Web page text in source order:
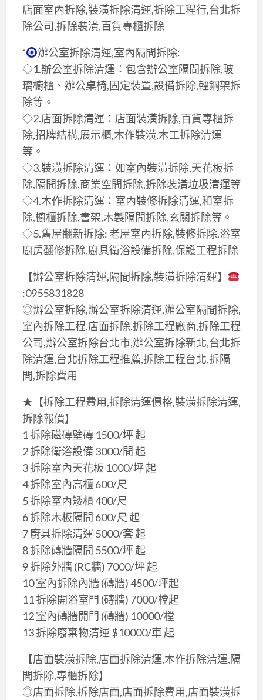
店面室內拆除,裝潢拆除清運,拆除工程行,台北拆
除公司,拆除裝潢,百貨專櫃拆除
˚
辦公室拆除清運,室內隔間拆除:
◇1.辦公室拆除清運：包含辦公室隔間拆除,玻
璃櫥櫃、辦公桌椅,固定裝置,設備拆除,輕鋼架拆
除等。
◇2.店面拆除清運：店面裝潢拆除,百貨專櫃拆
除,招牌結構,展示櫃,木作裝潢,木工拆除清運
等。
◇3.裝潢拆除清運：如室內裝潢拆除,天花板拆
除,隔間拆除,商業空間拆除,拆除裝潢垃圾清運等
◇4.木作拆除清運：室內裝修拆除清運,和室拆
除,櫥櫃拆除,書架,木製隔間拆除,玄關拆除等。
◇5.舊屋翻新拆除: 老屋室內拆除,裝修拆除,浴室
廚房翻修拆除,廚具衛浴設備拆除,保護工程拆除
【辦公室拆除清運,隔間拆除,裝潢拆除清運】
:0955831828
◎辦公室拆除,辦公室拆除清運,辦公室隔間拆除,
室內拆除工程,店面拆除,拆除工程廠商,拆除工程
公司,辦公室拆除台北市,辦公室拆除新北,台北拆
除清運,台北拆除工程推薦,拆除工程台北,拆隔
間,拆除費用
★【拆除工程費用,拆除清運價格,裝潢拆除清運,
拆除報價】
1 拆除磁磚壁磚 1500/坪 起
2 拆除衛浴設備 3000/間 起
3 拆除室內天花板 1000/坪 起
4 拆除室內高櫃 600/尺
5 拆除室內矮櫃 400/尺
6 拆除木板隔間 600/尺 起
7 廚具拆除清運 5000/套 起
8 拆除磚牆隔間 5500/坪 起
9 拆除外牆 (RC牆) 7000/坪 起
10 室內拆除內牆 (磚牆) 4500/坪起
11 拆除開浴室門 (磚牆) 7000/樘起
12 室內磚牆開門 (磚牆) 10000/樘
13 拆除廢棄物清運 $10000/車 起
【店面裝潢拆除,店面拆除清運,木作拆除清運,隔
間拆除,專櫃拆除】
◎店面拆除,拆除店面,店面拆除費用,店面裝潢拆